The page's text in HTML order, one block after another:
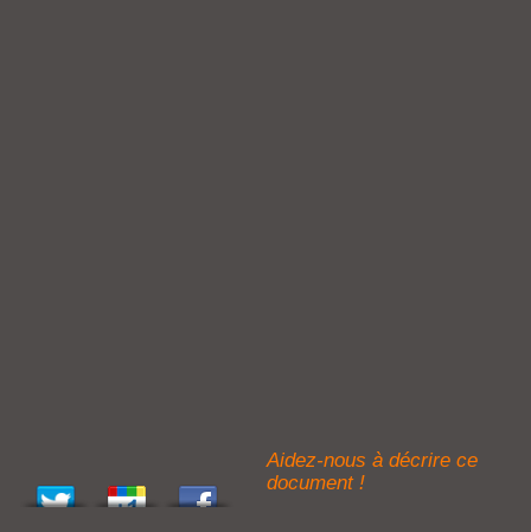
Aidez-nous à décrire ce
document !